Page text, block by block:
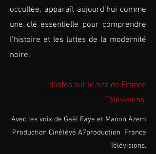
occultée, apparaît aujourd’hui comme
une clé essentielle pour comprendre
l’histoire et les luttes de la modernité
noire.
+ d'infos sur le site de France
Télévisions
Avec les voix de Gaël Faye et Manon Azem
Production Cinétévé A7production France
Télévisions.